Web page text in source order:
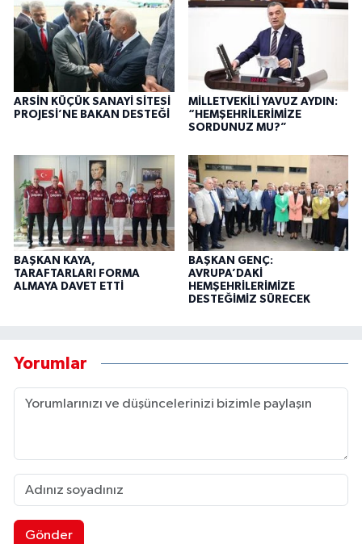
ARSİN KÜÇÜK SANAYİ SİTESİ
PROJESİ’NE BAKAN DESTEĞİ
MİLLETVEKİLİ YAVUZ AYDIN:
“HEMŞEHRİLERİMİZE
SORDUNUZ MU?”
BAŞKAN KAYA,
TARAFTARLARI FORMA
ALMAYA DAVET ETTİ
BAŞKAN GENÇ:
AVRUPA’DAKİ
HEMŞEHRİLERİMİZE
DESTEĞİMİZ SÜRECEK
Yorumlar
Gönder